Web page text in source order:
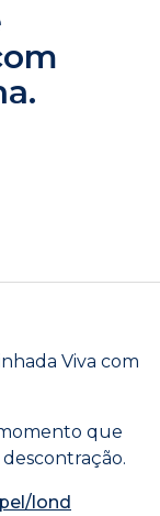
Viva com
que
lond